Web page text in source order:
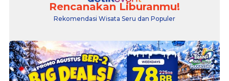
Rencanakan Liburanmu!
Rekomendasi Wisata Seru dan Populer